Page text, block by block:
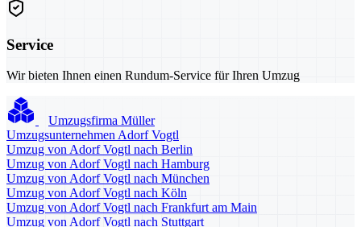
Service
Wir bieten Ihnen einen Rundum-Service für Ihren Umzug
Umzugsfirma Müller
Umzugsunternehmen Adorf Vogtl
Umzug von Adorf Vogtl nach Berlin
Umzug von Adorf Vogtl nach Hamburg
Umzug von Adorf Vogtl nach München
Umzug von Adorf Vogtl nach Köln
Umzug von Adorf Vogtl nach Frankfurt am Main
Umzug von Adorf Vogtl nach Stuttgart